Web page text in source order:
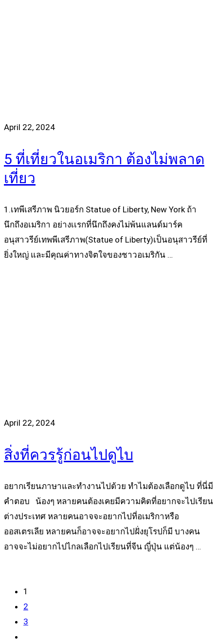
April 22, 2024
5 ที่เที่ยวในอเมริกา ต้องไม่พลาด
เที่ยว
1.เทพีเสรีภาพ นิวยอร์ก Statue of Liberty, New York ถ้า
นึกถึงอเมริกา อย่างเเรกที่นึกถึงคงไม่พ้นแลนด์มาร์ค
อนุสาวรีย์เทพพีเสรีภาพ(Statue of Liberty)เป็นอนุสาวรีย์ที่
ยิ่งใหญ่ และมีคุณค่าทางจิตใจของชาวอเมริกัน …
April 22, 2024
สิ่งที่ควรรู้ก่อนไปดูไบ
อยากเรียนภาษาและทำงานไปด้วย ทำไมต้องเลือกดูไบ ที่นี่มี
คำตอบ น้องๆ หลายคนต้องเคยมีความคิดที่อยากจะไปเรียน
ต่างประเทศ หลายคนอาจจะอยากไปที่อเมริกาหรือ
ออสเตรเลีย หลายคนก็อาจจะอยากไปฝั่งยุโรปก็มี บางคน
อาจจะไม่อยากไปไกลเลือกไปเรียนที่จีน ญี่ปุ่น แต่น้องๆ …
1
2
3